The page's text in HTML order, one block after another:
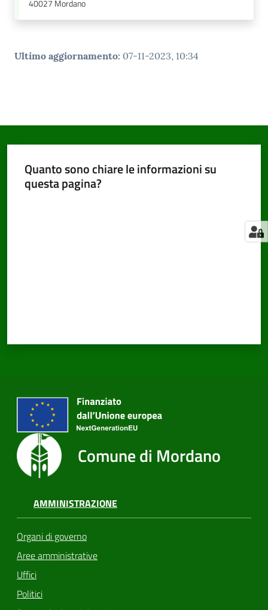
40027 Mordano
Ultimo aggiornamento: 07-11-2023, 10:34
Quanto sono chiare le informazioni su
questa pagina?
Comune di Mordano
AMMINISTRAZIONE
Organi di governo
Aree amministrative
Uffici
Politici